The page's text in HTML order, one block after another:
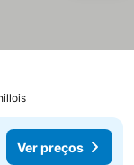
Ver preços